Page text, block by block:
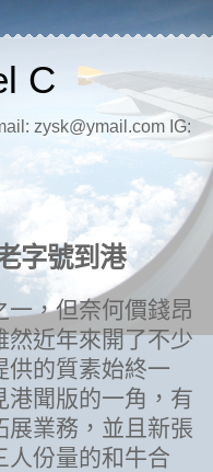
C
zysk@ymail.com IG:
字號到港
一，但奈何價錢昂
然近年來開了不少
供的質素始終一
港聞版的一角，有
展業務，並且新張
人份量的和牛合